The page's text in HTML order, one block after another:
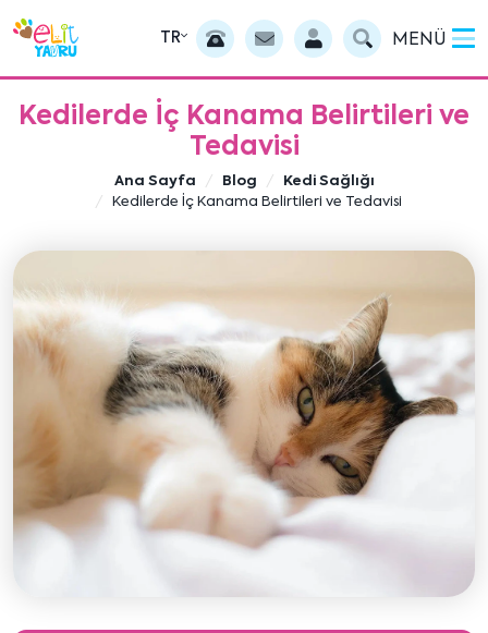
TR MENÜ
Kedilerde İç Kanama Belirtileri ve
Tedavisi
Ana Sayfa Blog
Kedi Sağlığı
Kedilerde İç Kanama Belirtileri ve Tedavisi